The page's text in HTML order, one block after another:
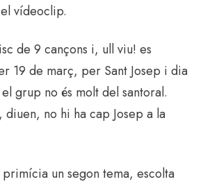
vídeoclip.
de 9 cançons i, ull viu! es
19 de març, per Sant Josep i dia
grup no és molt del santoral.
no hi ha cap Josep a la
un segon tema, escolta